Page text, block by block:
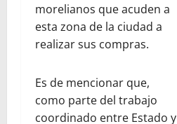
morelianos que acuden a
esta zona de la ciudad a
realizar sus compras.
Es de mencionar que,
como parte del trabajo
coordinado entre Estado y